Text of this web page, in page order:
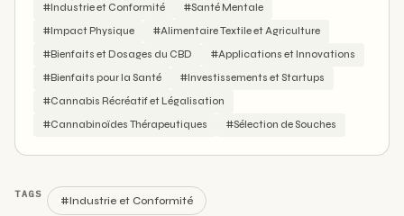
#Industrie et Conformité
#Santé Mentale
#Impact Physique
#Alimentaire Textile et Agriculture
#Bienfaits et Dosages du CBD
#Applications et Innovations
#Bienfaits pour la Santé
#Investissements et Startups
#Cannabis Récréatif et Légalisation
#Cannabinoïdes Thérapeutiques
#Sélection de Souches
TAGS
#Industrie et Conformité